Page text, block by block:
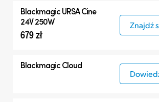
BlackmagicURSA Cine
24V 250W
679 zł
Znajdź
Blackmagic Cloud